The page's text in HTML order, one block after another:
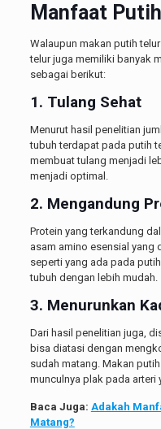
Manfaat
Walaupun makan putih
telur juga memiliki banyak
sebagai berikut:
1. Tulang Sehat
Menurut hasil penelitian
tubuh terdapat pada putih
membuat tulang menjadi
menjadi optimal.
2. Mengandung
Protein yang terkandung
asam amino esensial yang
seperti yang ada pada
tubuh dengan lebih mudah.
3. Menurunkan
Dari hasil penelitian juga,
bisa diatasi dengan
sudah matang. Makan
munculnya plak pada arteri
Baca Juga: Adakah
Matang?